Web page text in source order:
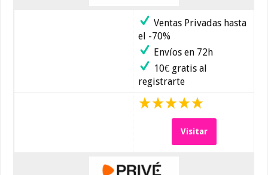
Ventas Privadas hasta
el -70%
Envíos en 72h
10€ gratis al
registrarte
Visitar